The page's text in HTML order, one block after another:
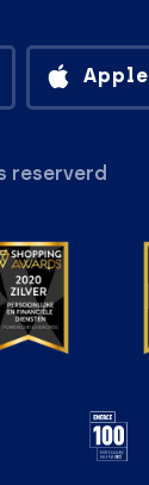
Apple
reserverd